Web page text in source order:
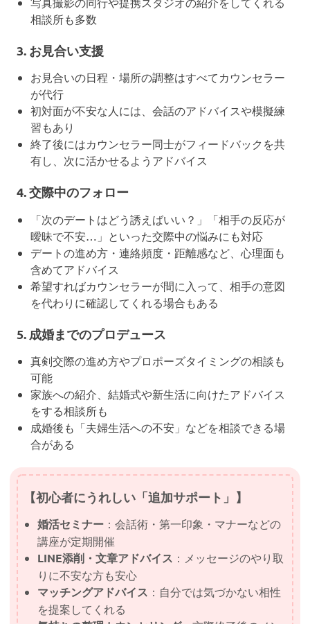
相談所も多数
3. お見合い支援
お見合いの日程・場所の調整はすべてカウンセラー
が代行
初対面が不安な人には、会話のアドバイスや模擬練
習もあり
終了後にはカウンセラー同士がフィードバックを共
有し、次に活かせるようアドバイス
4.交際中のフォロー
「次のデートはどう誘えばいい？」「相手の反応が
曖昧で不安…」といった交際中の悩みにも対応
デートの進め方・連絡頻度・距離感など、心理面も
含めてアドバイス
希望すればカウンセラーが間に入って、相手の意図
を代わりに確認してくれる場合もある
5. 成婚までのプロデュース
真剣交際の進め方やプロポーズタイミングの相談も
可能
家族への紹介、結婚式や新生活に向けたアドバイス
をする相談所も
成婚後も「夫婦生活への不安」などを相談できる場
合がある
【初心者にうれしい「追加サポート」】
婚活セミナー ：会話術・第一印象・マナーなどの
講座が定期開催
LINE添削・文章アドバイス ：メッセージのやり取
りに不安な方も安心
マッチングアドバイス ：自分では気づかない相性
を提案してくれる